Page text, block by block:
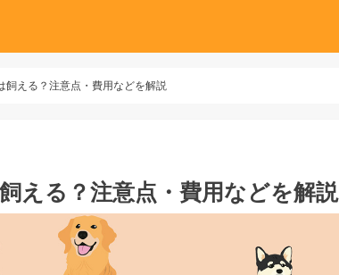
飼える？注意点・費用などを解説
える？注意点・費用などを解説